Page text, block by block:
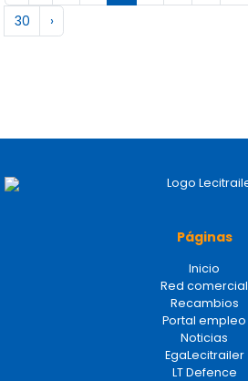
30
›
Páginas
Inicio
Red comercial
Recambios
Portal empleo
Noticias
EgaLecitrailer
LT Defence